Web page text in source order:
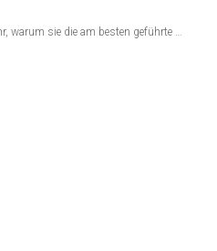
warum sie die am besten geführte …